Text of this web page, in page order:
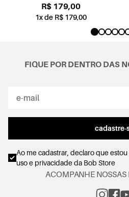
R$ 179,00
1x de R$ 179,00
FIQUE POR DENTRO DAS
cadastre-
Ao me cadastrar, declaro que
uso e privacidadeda Bob Store
ACOMPANHE NOSSAS